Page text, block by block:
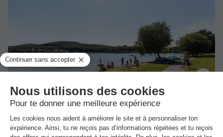
Village vacances Yaloer
[1, Inf[ (11,7 km de Salles Curan)-Voir sur la carte